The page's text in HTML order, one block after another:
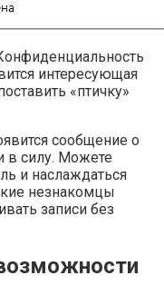
интересующая
«птичку»
сообщение о
в силу. Можете
и наслаждаться
незнакомцы
записи без